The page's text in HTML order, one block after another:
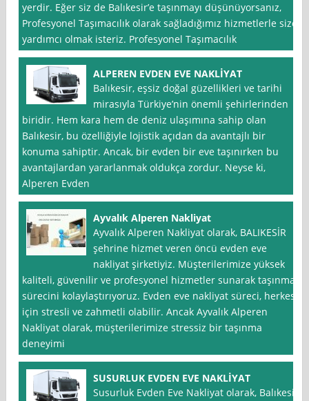
yerdir. Eğer siz de Balıkesir’e taşınmayı düşünüyorsanız,
Profesyonel Taşımacılık olarak sağladığımız hizmetlerle size
yardımcı olmak isteriz. Profesyonel Taşımacılık
ALPEREN EVDEN EVE NAKLİYAT
Balıkesir, eşsiz doğal güzellikleri ve tarihi
mirasıyla Türkiye’nin önemli şehirlerinden
biridir. Hem kara hem de deniz ulaşımına sahip olan
Balıkesir, bu özelliğiyle lojistik açıdan da avantajlı bir
konuma sahiptir. Ancak, bir evden bir eve taşınırken bu
avantajlardan yararlanmak oldukça zordur. Neyse ki,
Alperen Evden
Ayvalık Alperen Nakliyat
Ayvalık Alperen Nakliyat olarak, BALIKESİR
şehrine hizmet veren öncü evden eve
nakliyat şirketiyiz. Müşterilerimize yüksek
kaliteli, güvenilir ve profesyonel hizmetler sunarak taşınma
sürecini kolaylaştırıyoruz. Evden eve nakliyat süreci, herkes
için stresli ve zahmetli olabilir. Ancak Ayvalık Alperen
Nakliyat olarak, müşterilerimize stressiz bir taşınma
deneyimi
SUSURLUK EVDEN EVE NAKLİYAT
Susurluk Evden Eve Nakliyat olarak, Balıkesir